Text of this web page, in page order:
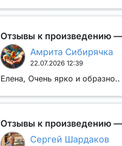
Отзывы к произведению —
Амрита Сибирячка
22.07.2026 12:39
Елена, Очень ярко и
Отзывы к произведению —
Сергей Шардаков